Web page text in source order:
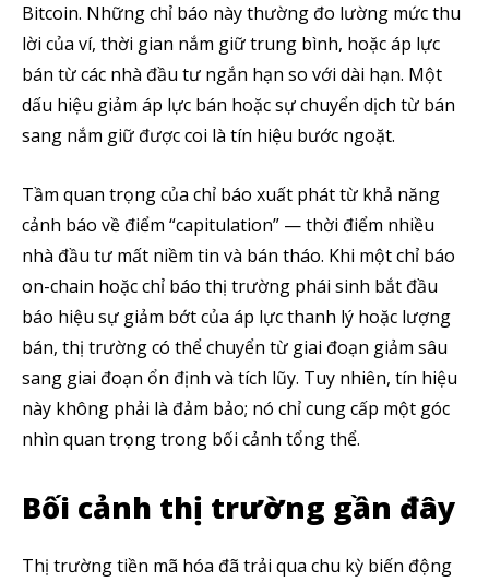
Bitcoin. Những chỉ báo này thường đo lường mức thu
lời của ví, thời gian nắm giữ trung bình, hoặc áp lực
bán từ các nhà đầu tư ngắn hạn so với dài hạn. Một
dấu hiệu giảm áp lực bán hoặc sự chuyển dịch từ bán
sang nắm giữ được coi là tín hiệu bước ngoặt.
Tầm quan trọng của chỉ báo xuất phát từ khả năng
cảnh báo về điểm “capitulation” — thời điểm nhiều
nhà đầu tư mất niềm tin và bán tháo. Khi một chỉ báo
on-chain hoặc chỉ báo thị trường phái sinh bắt đầu
báo hiệu sự giảm bớt của áp lực thanh lý hoặc lượng
bán, thị trường có thể chuyển từ giai đoạn giảm sâu
sang giai đoạn ổn định và tích lũy. Tuy nhiên, tín hiệu
này không phải là đảm bảo; nó chỉ cung cấp một góc
nhìn quan trọng trong bối cảnh tổng thể.
Bối cảnh thị trường gần đây
Thị trường tiền mã hóa đã trải qua chu kỳ biến động